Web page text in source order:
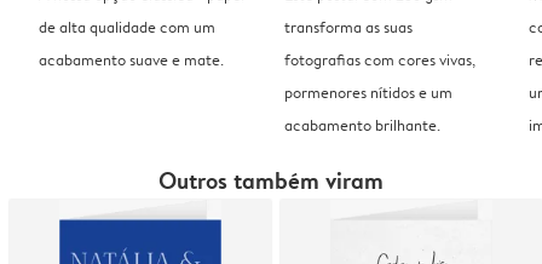
de alta qualidade com um
acabamento suave e mate.
transforma as suas
fotografias com cores vivas,
pormenores nítidos e um
acabamento brilhante.
Outros também viram